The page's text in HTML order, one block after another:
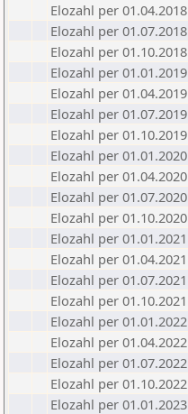
Elozahl per 01.04.2018
Elozahl per 01.07.2018
Elozahl per 01.10.2018
Elozahl per 01.01.2019
Elozahl per 01.04.2019
Elozahl per 01.07.2019
Elozahl per 01.10.2019
Elozahl per 01.01.2020
Elozahl per 01.04.2020
Elozahl per 01.07.2020
Elozahl per 01.10.2020
Elozahl per 01.01.2021
Elozahl per 01.04.2021
Elozahl per 01.07.2021
Elozahl per 01.10.2021
Elozahl per 01.01.2022
Elozahl per 01.04.2022
Elozahl per 01.07.2022
Elozahl per 01.10.2022
Elozahl per 01.01.2023